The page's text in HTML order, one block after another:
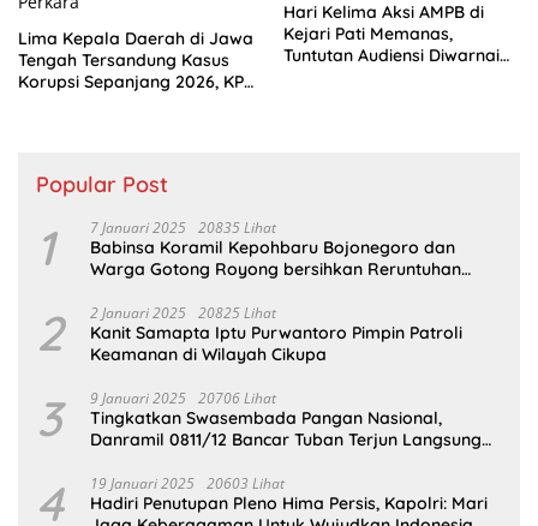
Lima Kepala Daerah di Jawa
Tengah Tersandung Kasus
Korupsi Sepanjang 2026, KPK
Hari Kelima Aksi AMPB di
Kejari Pati Memanas,
Tuntutan Audiensi Diwarnai
Popular Post
1 7 Januari 2025 20835 Lihat
Babinsa Koramil Kepohbaru Bojonegoro dan
Warga Gotong Royong bersihkan Reruntuhan
2 2 Januari 2025 20825 Lihat
Kanit Samapta Iptu Purwantoro Pimpin Patroli
Keamanan di Wilayah Cikupa
3 9 Januari 2025 20706 Lihat
Tingkatkan Swasembada Pangan Nasional,
Danramil 0811/12 Bancar Tuban Terjun Langsung
4 19 Januari 2025 20603 Lihat
Hadiri Penutupan Pleno Hima Persis, Kapolri: Mari